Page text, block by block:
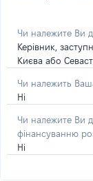
Чи належите Ви
Керівник,
Києва або
Чи належить
Ні
Чи належите Ви
фінансуванню
Ні